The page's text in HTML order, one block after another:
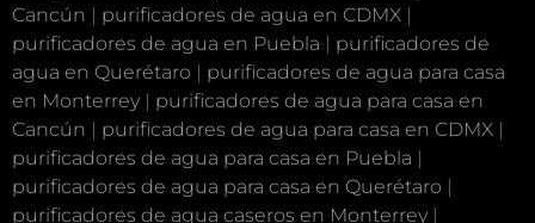
Cancún | purificadores de agua en CDMX |
purificadores de agua en Puebla | purificadores de
agua en Querétaro | purificadores de agua para casa
en Monterrey | purificadores de agua para casa en
Cancún | purificadores de agua para casa en CDMX |
purificadores de agua para casa en Puebla |
purificadores de agua para casa en Querétaro |
purificadores de agua caseros en Monterrey |